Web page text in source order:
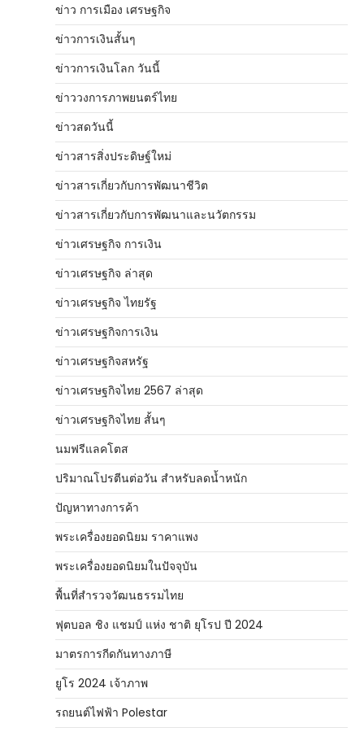
ข่าว การเมือง เศรษฐกิจ
ข่าวการเงินสั้นๆ
ข่าวการเงินโลก วันนี้
ข่าววงการภาพยนตร์ไทย
ข่าวสดวันนี้
ข่าวสารสิ่งประดิษฐ์ใหม่
ข่าวสารเกี่ยวกับการพัฒนาชีวิต
ข่าวสารเกี่ยวกับการพัฒนาและนวัตกรรม
ข่าวเศรษฐกิจ การเงิน
ข่าวเศรษฐกิจ ล่าสุด
ข่าวเศรษฐกิจ ไทยรัฐ
ข่าวเศรษฐกิจการเงิน
ข่าวเศรษฐกิจสหรัฐ
ข่าวเศรษฐกิจไทย 2567 ล่าสุด
ข่าวเศรษฐกิจไทย สั้นๆ
นมฟรีแลคโตส
ปริมาณโปรตีนต่อวัน สำหรับลดน้ำหนัก
ปัญหาทางการค้า
พระเครื่องยอดนิยม ราคาแพง
พระเครื่องยอดนิยมในปัจจุบัน
พื้นที่สำรวจวัฒนธรรมไทย
ฟุตบอล ชิง แชมป์ แห่ง ชาติ ยุโรป ปี 2024
มาตรการกีดกันทางภาษี
ยูโร 2024 เจ้าภาพ
รถยนต์ไฟฟ้า Polestar